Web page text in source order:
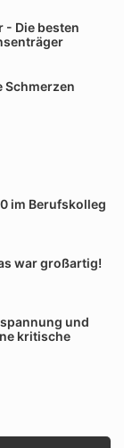
- Die besten
Schmerzen
im Berufskolleg
war großartig!
und
kritische